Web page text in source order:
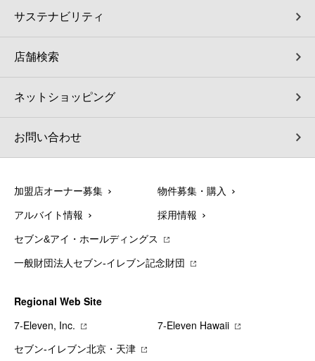
サステナビリティ
店舗検索
ネットショッピング
お問い合わせ
加盟店オーナー募集 物件募集・購入
アルバイト情報 採用情報
セブン&アイ・ホールディングス
一般財団法人セブン-イレブン記念財団
Regional Web Site
7‐Eleven, Inc.
7‐Eleven Hawaii
セブン‐イレブン北京・天津